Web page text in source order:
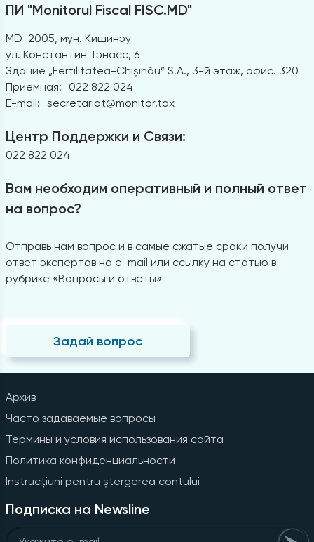
ПИ "Monitorul Fiscal FISC.MD"
MD-2005, мун. Кишинэу
ул. Константин Тэнасе, 6
Здание „Fertilitatea-Chișinău” S.A., 3-й этаж, офис. 320
Приемная:
022 822 024
E-mail: secretariat@monitor.tax
Центр Поддержки и Связи:
022 822 024
Вам необходим оперативный и полный ответ
на вопрос?
Отправь нам вопрос и в самые сжатые сроки получи
ответ экспертов на e-mail или ссылку на статью в
рубрике «Вопросы и ответы»
Задай вопрос
Архив
Часто задаваемые вопросы
Термины и условия использования сайта
Политика конфиденциальности
Instrucțiuni pentru ștergerea contului
Подписка на Newsline